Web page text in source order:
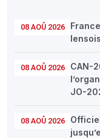
08 AOÛ 2026
08 AOÛ 2026
CAN-
JO-
08 AOÛ 2026